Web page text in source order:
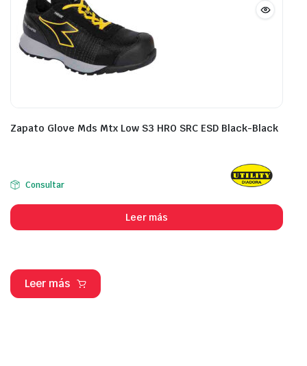
Zapato Glove Mds Mtx Low S3 HRO SRC ESD Black-Black
Consultar
Leer más
Leer más